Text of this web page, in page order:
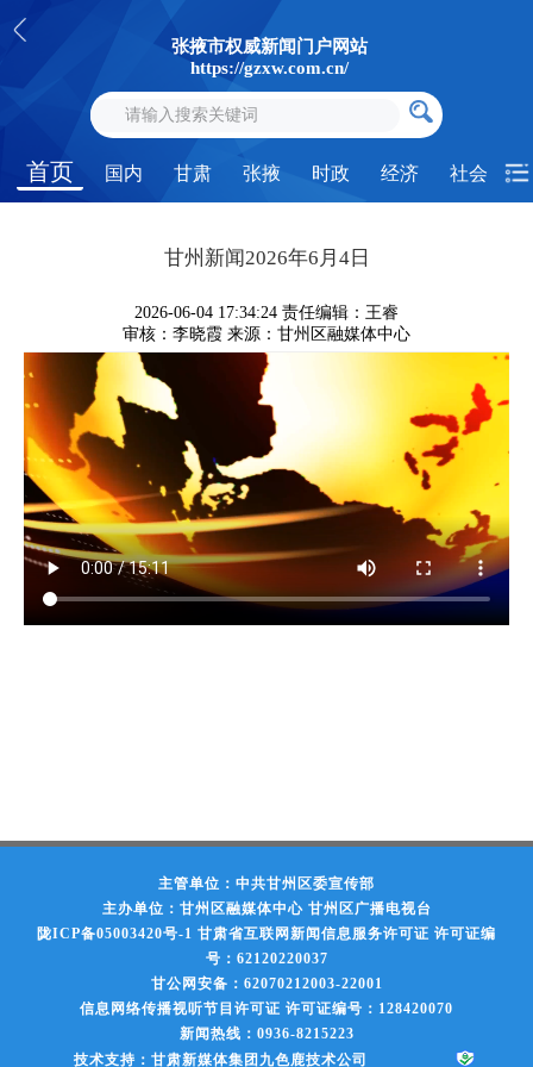
张掖市权威新闻门户网站
https://gzxw.com.cn/
首页 国内 甘肃 张掖 时政 经济 社会
甘州新闻2026年6月4日
2026-06-04 17:34:24 责任编辑：王睿
审核：李晓霞 来源：甘州区融媒体中心
主管单位：中共甘州区委宣传部
主办单位：甘州区融媒体中心 甘州区广播电视台
陇ICP备05003420号-1 甘肃省互联网新闻信息服务许可证 许可证编
号：62120220037
甘公网安备：62070212003-22001
信息网络传播视听节目许可证 许可证编号：128420070
新闻热线：0936-8215223
技术支持：甘肃新媒体集团九色鹿技术公司